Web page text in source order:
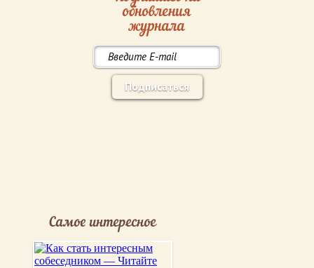
обновления
журнала
Подписаться
Самое интересное